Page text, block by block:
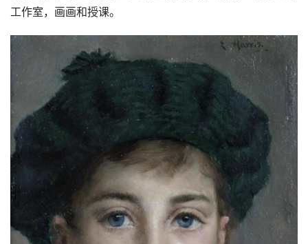
工作室，画画和授课。